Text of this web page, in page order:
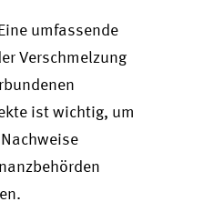
umfassende
Verschmelzung
ist wichtig, um